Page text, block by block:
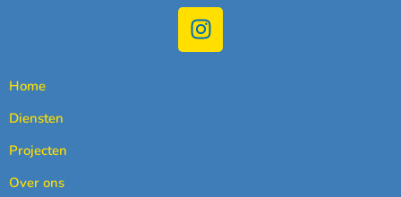
Home
Diensten
Projecten
Over ons